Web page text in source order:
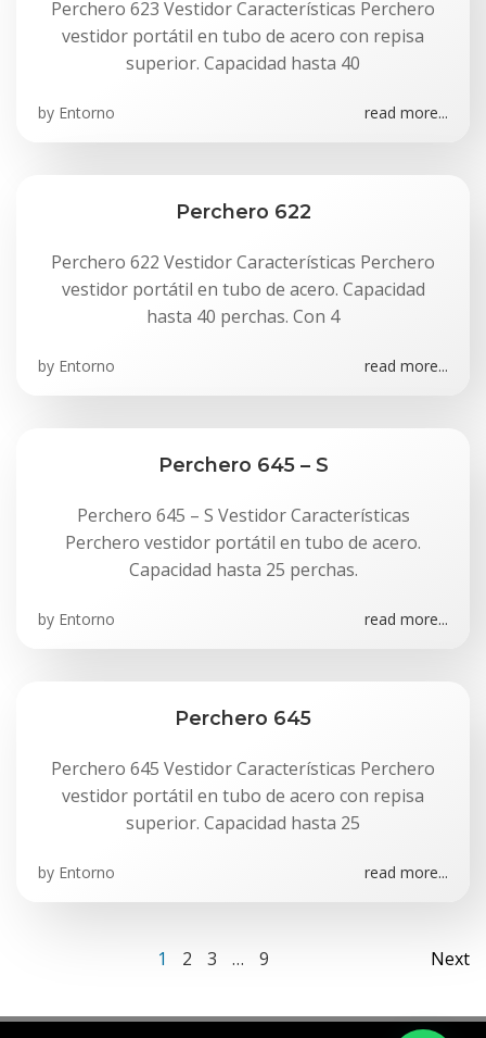
Perchero 623 Vestidor Características Perchero
vestidor portátil en tubo de acero con repisa
superior. Capacidad hasta 40
by Entorno read more...
Perchero 622
Perchero 622 Vestidor Características Perchero
vestidor portátil en tubo de acero. Capacidad
hasta 40 perchas. Con 4
by Entorno read more...
Perchero 645 – S
Perchero 645 – S Vestidor Características
Perchero vestidor portátil en tubo de acero.
Capacidad hasta 25 perchas.
by Entorno read more...
Perchero 645
Perchero 645 Vestidor Características Perchero
vestidor portátil en tubo de acero con repisa
superior. Capacidad hasta 25
by Entorno read more...
Navegación
por
Página
1 Página
2 Página
3 … Página
9 Next